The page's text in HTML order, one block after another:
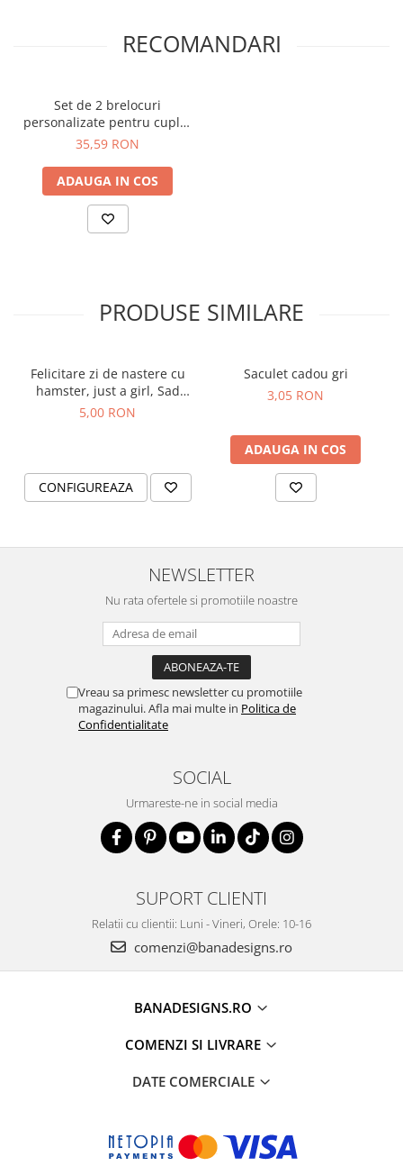
RECOMANDARI
Set de 2 brelocuri
personalizate pentru cuplu,
Her King, His Queen BR18
35,59 RON
ADAUGA IN COS
PRODUSE SIMILARE
Felicitare zi de nastere cu
hamster, just a girl, Sad
hamster meme
5,00 RON
CONFIGUREAZA
Saculet cadou gri
3,05 RON
ADAUGA IN COS
NEWSLETTER
Nu rata ofertele si promotiile noastre
Vreau sa primesc newsletter cu promotiile
magazinului. Afla mai multe in Politica de
Confidentialitate
SOCIAL
Urmareste-ne in social media
SUPORT CLIENTI
Relatii cu clientii: Luni - Vineri, Orele: 10-16
comenzi@banadesigns.ro
BANADESIGNS.RO
COMENZI SI LIVRARE
DATE COMERCIALE